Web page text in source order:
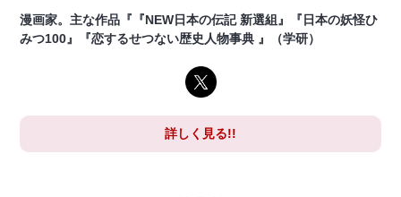
漫画家。主な作品『『NEW日本の伝記 新選組』『日本の妖怪ひ
みつ100』『恋するせつない歴史人物事典 』（学研）
詳しく見る!!